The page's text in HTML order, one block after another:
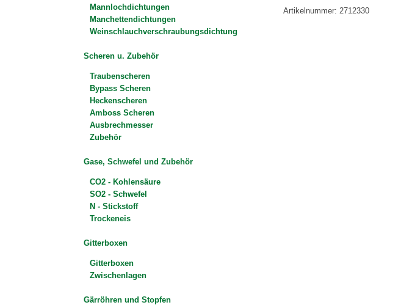
Mannlochdichtungen
Manchettendichtungen
Weinschlauchverschraubungsdichtung
Scheren u. Zubehör
Traubenscheren
Bypass Scheren
Heckenscheren
Amboss Scheren
Ausbrechmesser
Zubehör
Gase, Schwefel und Zubehör
CO2 - Kohlensäure
SO2 - Schwefel
N - Stickstoff
Trockeneis
Gitterboxen
Gitterboxen
Zwischenlagen
Gärröhren und Stopfen
Artikelnummer: 2712330